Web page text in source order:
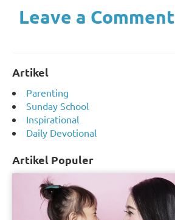
Leave a Comment
Artikel
Parenting
Sunday School
Inspirational
Daily Devotional
Artikel Populer